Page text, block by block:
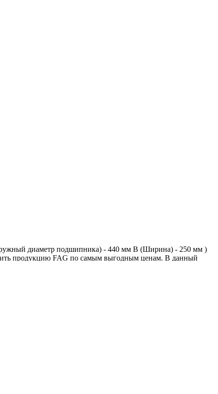
диаметр подшипника) - 440 мм B (Ширина) - 250 мм )
продукцию FAG по самым выгодным ценам. В данный